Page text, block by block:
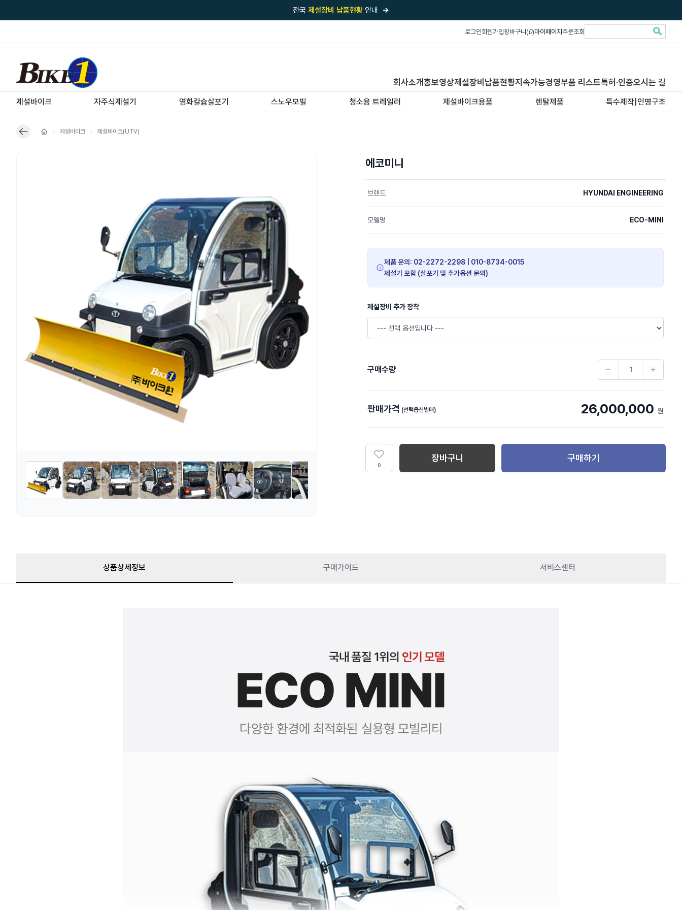
전국 제설장비 납품현황 안내 →
'국내 유일'의 특허 제설 시스템보유기업
전국이 선택한제설·다목적 장비 전문기업
로그인회원가입장바구니(0)마이페이지 주문조회
회사소개홍보영상제설장비납품현황지속가능경영부품 리스트특허·인증오시는 길
제설바이크 자주식제설기 염화칼슘살포기 스노우모빌 청소용 트레일러 제설바이크용품 렌탈제품 특수제작|인명구조
제설바이크 제설바이크(UTV)
에코미니
브랜드 HYUNDAI ENGINEERING
모델명 ECO-MINI
제품 문의: 02-2272-2298 | 010-8734-0015
제설기 포함 (살포기 및 추가옵션 문의)
제설장비 추가 장착
구매수량
판매가격 (선택옵션별매) 26,000,000 원
0
장바구니 구매하기
상품상세정보 구매가이드 서비스센터